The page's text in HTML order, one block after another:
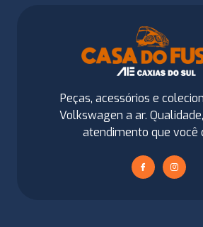
Peças, acessórios e
Volkswagen a ar.
atendimento que você